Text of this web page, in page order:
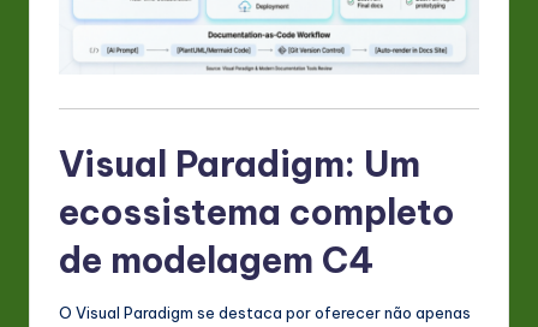
Visual Paradigm: Um
ecossistema completo
de modelagem C4
O Visual Paradigm se destaca por oferecer não apenas